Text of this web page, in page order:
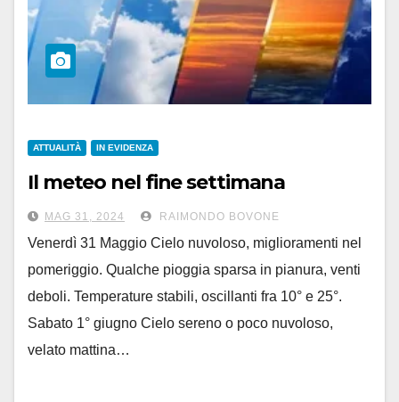
ATTUALITÀ IN EVIDENZA
Il meteo nel fine settimana
MAG 31, 2024 RAIMONDO BOVONE
Venerdì 31 Maggio Cielo nuvoloso, miglioramenti nel
pomeriggio. Qualche pioggia sparsa in pianura, venti
deboli. Temperature stabili, oscillanti fra 10° e 25°.
Sabato 1° giugno Cielo sereno o poco nuvoloso,
velato mattina…